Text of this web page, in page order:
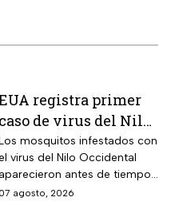
registra primer
caso de virus del Nilo
de 2026
mosquitos infestados con
virus del Nilo Occidental
aparecieron antes de tiempo
en EUA; ya se registró el
07 agosto, 2026